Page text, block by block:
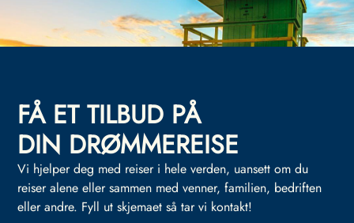
FÅ ET TILBUD PÅ
DIN DRØMMEREISE
Vi hjelper deg med reiser i hele verden, uansett om du
reiser alene eller sammen med venner, familien, bedriften
eller andre. Fyll ut skjemaet så tar vi kontakt!